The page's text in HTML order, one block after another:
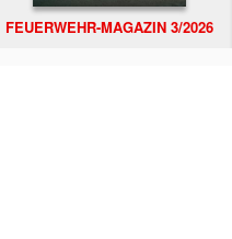
FEUERWEHR-MAGAZIN 3/2026